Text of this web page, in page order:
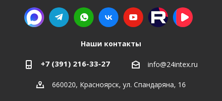
Наши контакты
+7 (391) 216-33-27 info@24intex.ru
660020, Красноярск, ул. Спандаряна, 16